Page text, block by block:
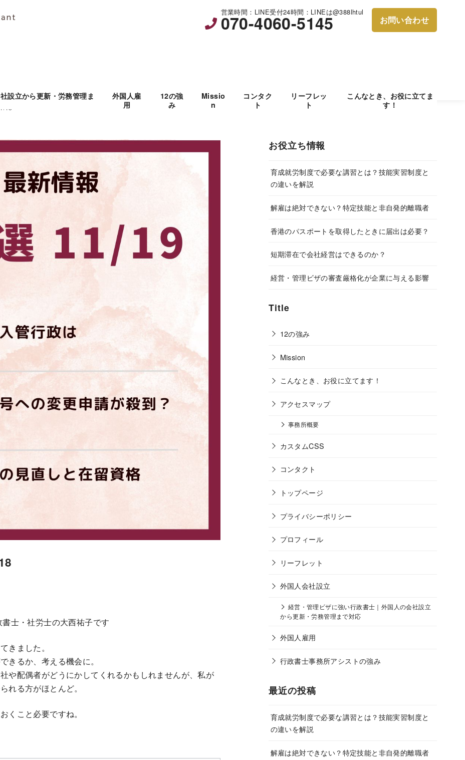
営業時間：LINE受付24時間：LINEは@388lhtul
070-4060-5145 お問い合わせ
設立から更新・労務管理ま
外国人雇
用
12の強
み
Missio
n
コンタク
ト
リーフレッ
ト
こんなとき、お役に立てま
す！
18
士・社労士の大西祐子です
きました。
きるか、考える機会に。
や配偶者がどうにかしてくれるかもしれませんが、私が
れる方がほとんど。
くこと必要ですね。
お役立ち情報
育成就労制度で必要な講習とは？技能実習制度と
の違いを解説
解雇は絶対できない？特定技能と非自発的離職者
香港のパスポートを取得したときに届出は必要？
短期滞在で会社経営はできるのか？
経営・管理ビザの審査厳格化が企業に与える影響
Title
12の強み
Mission
こんなとき、お役に立てます！
アクセスマップ
事務所概要
カスタムCSS
コンタクト
トップページ
プライバシーポリシー
プロフィール
リーフレット
外国人会社設立
経営・管理ビザに強い行政書士｜外国人の会社設立
から更新・労務管理まで対応
外国人雇用
行政書士事務所アシストの強み
最近の投稿
育成就労制度で必要な講習とは？技能実習制度と
の違いを解説
解雇は絶対できない？特定技能と非自発的離職者